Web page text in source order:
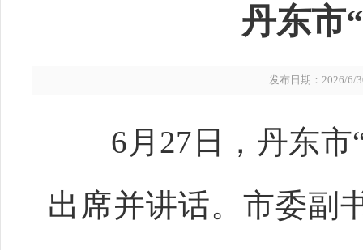
丹东市
发布日期：2026/6/
6月27日，丹东市“
出席并讲话。市委副